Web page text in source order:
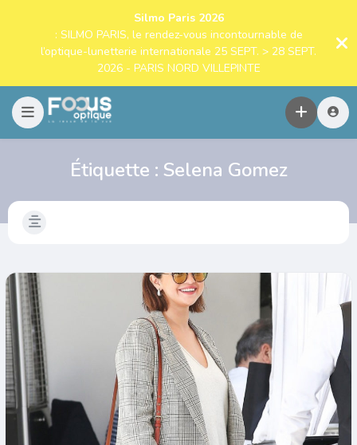
Silmo Paris 2026
: SILMO PARIS, le rendez-vous incontournable de
l’optique-lunetterie internationale 25 SEPT. > 28 SEPT.
2026 - PARIS NORD VILLEPINTE
Étiquette : Selena Gomez